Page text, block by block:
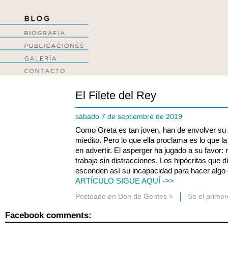
El Filete del Rey
sábado 7 de septiembre de 2019
Como Greta es tan joven, han de envolver
miedito. Pero lo que ella proclama es lo que
en advertir. El asperger ha jugado a su favor:
trabaja sin distracciones. Los hipócritas que
esconden así su incapacidad para hacer
ARTÍCULO SIGUE AQUÍ ->>
Posteado en Don de Gentes > Se el
Facebook comments: